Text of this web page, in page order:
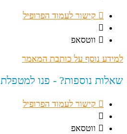
קישור לעמוד הפרופיל
ווטסאפ
למידע נוסף על כותבת המאמר
שאלות נוספות? - פנו למטפלת
קישור לעמוד הפרופיל
ווטסאפ